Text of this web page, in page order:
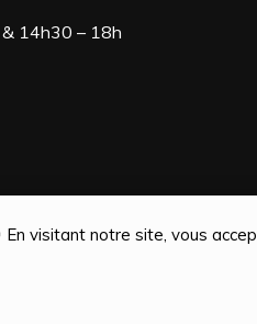
En visitant notre site, vous
14h30 – 18h
Ophélie PINTO |